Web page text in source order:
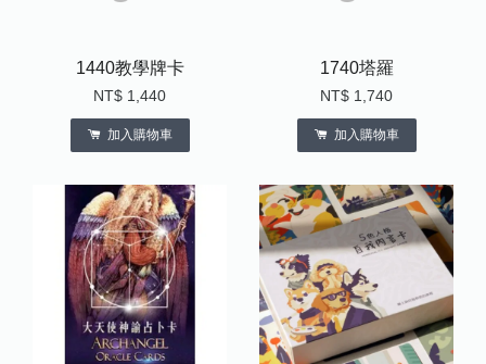
1440教學牌卡
NT$ 1,440
加入購物車
1740塔羅
NT$ 1,740
加入購物車